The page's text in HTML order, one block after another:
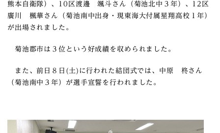
熊本自衛隊）、10区渡邊 颯斗さん（菊池北中３年）、12区
廣川 楓華さん（菊池南中出身・現東海大付属星翔高校１年）
が出場されました。
菊池郡市は３位という好成績を収められました。
また、前日８日(土)に行われた結団式では、中原 柊さん
（菊池南中３年）が選手宣誓を行われました。